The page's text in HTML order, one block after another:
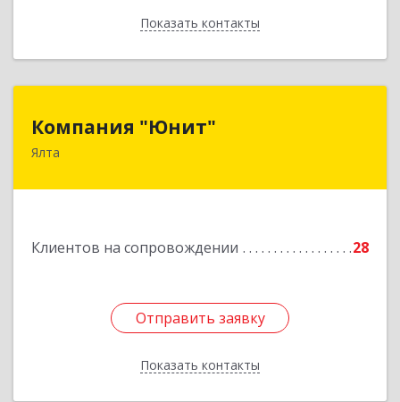
Показать контакты
Назад
Компания "Юнит"
Ялта
Клиентов на сопровождении 28
Отправить заявку
Показать контакты
298600, Крым Респ, Ялта г, Васильева ул, дом №
Отправить заявку
Назад